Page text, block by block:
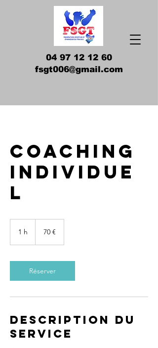
04 97 12 12 60
fsgt006@gmail.com
Coaching
individue
l
1 h 70 €
Réserver
Description du
service